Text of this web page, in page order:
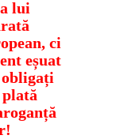
locale
lui
ci
eșuat
plată